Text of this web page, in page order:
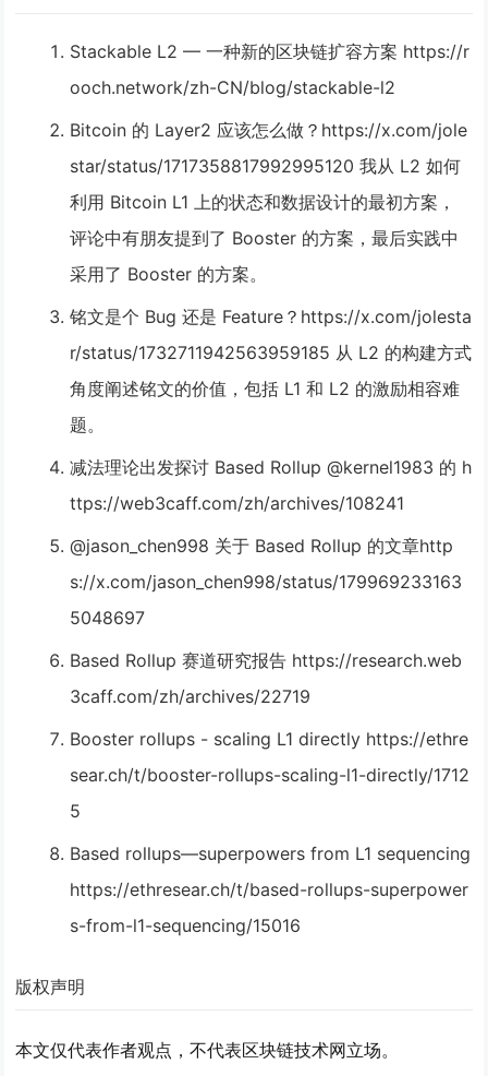
Stackable L2 — 一种新的区块链扩容方案 https://r
ooch.network/zh-CN/blog/stackable-l2
Bitcoin 的 Layer2 应该怎么做？https://x.com/jole
star/status/1717358817992995120 我从 L2 如何
利用 Bitcoin L1 上的状态和数据设计的最初方案，
评论中有朋友提到了 Booster 的方案，最后实践中
采用了 Booster 的方案。
铭文是个 Bug 还是 Feature？https://x.com/jolesta
r/status/1732711942563959185 从 L2 的构建方式
角度阐述铭文的价值，包括 L1 和 L2 的激励相容难
题。
减法理论出发探讨 Based Rollup @kernel1983 的 h
ttps://web3caff.com/zh/archives/108241
@jason_chen998 关于 Based Rollup 的文章http
s://x.com/jason_chen998/status/179969233163
5048697
Based Rollup 赛道研究报告 https://research.web
3caff.com/zh/archives/22719
Booster rollups - scaling L1 directly https://ethre
sear.ch/t/booster-rollups-scaling-l1-directly/1712
5
Based rollups—superpowers from L1 sequencing
https://ethresear.ch/t/based-rollups-superpower
s-from-l1-sequencing/15016
版权声明
本文仅代表作者观点，不代表区块链技术网立场。